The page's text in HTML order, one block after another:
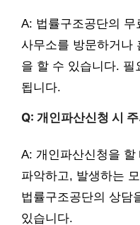
A: 법률구조공단의
사무소를 방문하거나
을 할 수 있습니다. 필
됩니다.
Q: 개인파산신청 시
A: 개인파산신청을 할
파악하고, 발생하는
법률구조공단의 상담
있습니다.